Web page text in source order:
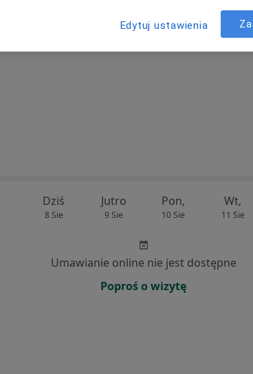
Dziś
8 Sie
Jutro
9 Sie
Pon,
10 Sie
Wt,
11 Sie
Umawianie online nie jest dostępne
Poproś o wizytę
Edytuj ustawienia